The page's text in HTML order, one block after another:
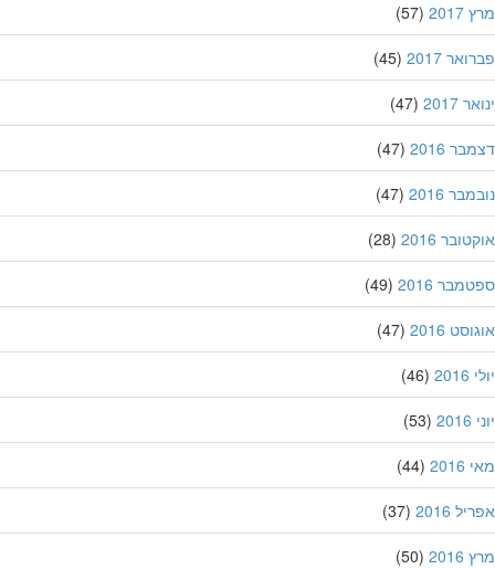
(57)
2017
(45)
2017
(47)
2016
(47)
2016
(47)
2016
(28)
2016
(49)
2016
(47)
(46)
(53)
(44)
2016
(37)
(50)